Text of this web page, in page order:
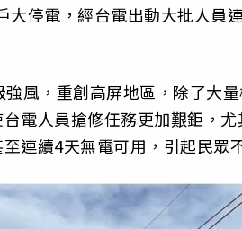
大停電，經台電出動大批人員
風，重創高屏地區，除了大
電人員搶修任務更加艱鉅，
連續4天無電可用，引起民眾